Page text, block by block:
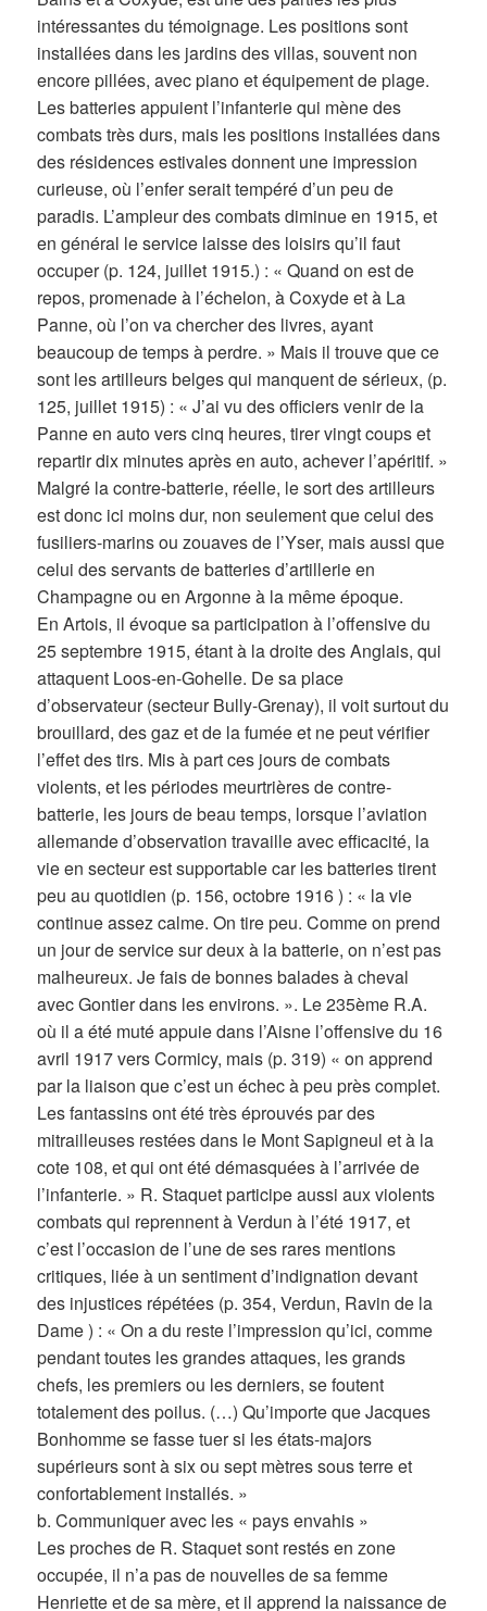
intéressantes du témoignage. Les positions sont
installées dans les jardins des villas, souvent non
encore pillées, avec piano et équipement de plage.
Les batteries appuient l’infanterie qui mène des
combats très durs, mais les positions installées dans
des résidences estivales donnent une impression
curieuse, où l’enfer serait tempéré d’un peu de
paradis. L’ampleur des combats diminue en 1915, et
en général le service laisse des loisirs qu’il faut
occuper (p. 124, juillet 1915.) : « Quand on est de
repos, promenade à l’échelon, à Coxyde et à La
Panne, où l’on va chercher des livres, ayant
beaucoup de temps à perdre. » Mais il trouve que ce
sont les artilleurs belges qui manquent de sérieux, (p.
125, juillet 1915) : « J’ai vu des officiers venir de la
Panne en auto vers cinq heures, tirer vingt coups et
repartir dix minutes après en auto, achever l’apéritif. »
Malgré la contre-batterie, réelle, le sort des artilleurs
est donc ici moins dur, non seulement que celui des
fusiliers-marins ou zouaves de l’Yser, mais aussi que
celui des servants de batteries d’artillerie en
Champagne ou en Argonne à la même époque.
En Artois, il évoque sa participation à l’offensive du
25 septembre 1915, étant à la droite des Anglais, qui
attaquent Loos-en-Gohelle. De sa place
d’observateur (secteur Bully-Grenay), il voit surtout du
brouillard, des gaz et de la fumée et ne peut vérifier
l’effet des tirs. Mis à part ces jours de combats
violents, et les périodes meurtrières de contre-
batterie, les jours de beau temps, lorsque l’aviation
allemande d’observation travaille avec efficacité, la
vie en secteur est supportable car les batteries tirent
peu au quotidien (p. 156, octobre 1916 ) : « la vie
continue assez calme. On tire peu. Comme on prend
un jour de service sur deux à la batterie, on n’est pas
malheureux. Je fais de bonnes balades à cheval
avec Gontier dans les environs. ». Le 235ème R.A.
où il a été muté appuie dans l’Aisne l’offensive du 16
avril 1917 vers Cormicy, mais (p. 319) « on apprend
par la liaison que c’est un échec à peu près complet.
Les fantassins ont été très éprouvés par des
mitrailleuses restées dans le Mont Sapigneul et à la
cote 108, et qui ont été démasquées à l’arrivée de
l’infanterie. » R. Staquet participe aussi aux violents
combats qui reprennent à Verdun à l’été 1917, et
c’est l’occasion de l’une de ses rares mentions
critiques, liée à un sentiment d’indignation devant
des injustices répétées (p. 354, Verdun, Ravin de la
Dame ) : « On a du reste l’impression qu’ici, comme
pendant toutes les grandes attaques, les grands
chefs, les premiers ou les derniers, se foutent
totalement des poilus. (…) Qu’importe que Jacques
Bonhomme se fasse tuer si les états-majors
supérieurs sont à six ou sept mètres sous terre et
confortablement installés. »
b. Communiquer avec les « pays envahis »
Les proches de R. Staquet sont restés en zone
occupée, il n’a pas de nouvelles de sa femme
Henriette et de sa mère, et il apprend la naissance de